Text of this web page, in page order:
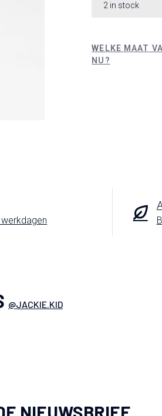
2 in stock
WELKE MAAT
NU?
@JACKIE.KID